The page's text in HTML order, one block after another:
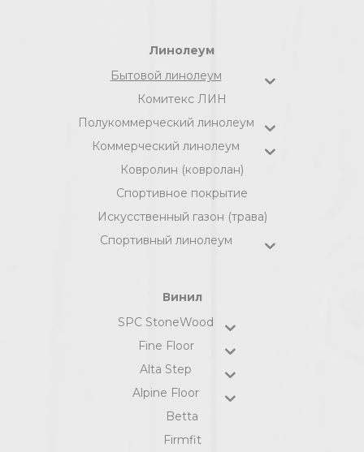
Линолеум
Бытовой линолеум
Комитекс ЛИН
Полукоммерческий линолеум
Коммерческий линолеум
Ковролин (ковролан)
Спортивное покрытие
Искусственный газон (трава)
Спортивный линолеум
Винил
SPC StoneWood
Fine Floor
Alta Step
Alpine Floor
Betta
Firmfit